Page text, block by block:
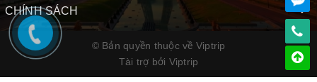
CHÍNH SÁCH
© Bản quyền thuộc về Viptrip
Tài trợ bởi Viptrip